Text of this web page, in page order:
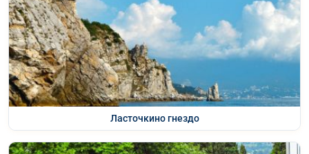
Ласточкино гнездо